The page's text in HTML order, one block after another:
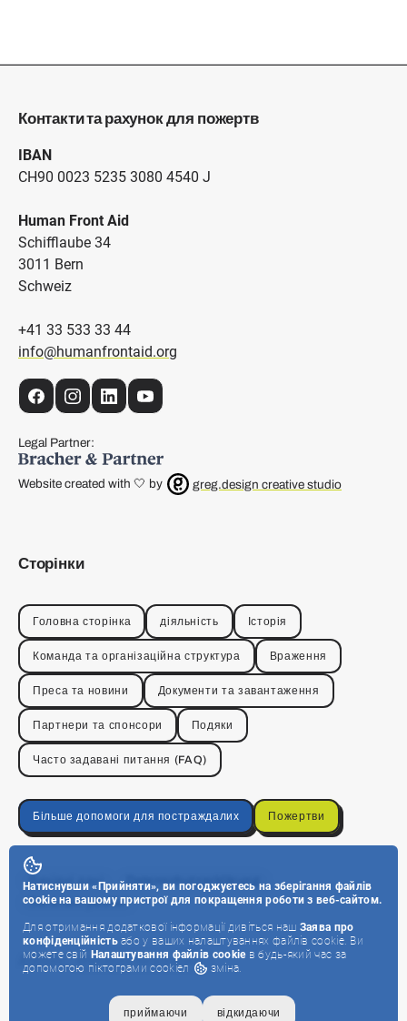
Контакти та рахунок для пожертв
IBAN
CH90 0023 5235 3080 4540 J
Human Front Aid
Schifflaube 34
3011 Bern
Schweiz
+41 33 533 33 44
info@humanfrontaid.org
FacebookInstagram
LinkedInYouTube
Legal Partner:
Website created with 🤍 by greg.design creative studio
Сторінки
Головна сторінка діяльність Історія
Команда та організаційна структура Враження
Преса та новини Документи та завантаження
Партнери та спонсори Подяки
Часто задавані питання (FAQ)
Більше допомоги для постраждалих Пожертви
Вихідні дані
Загальні умови
Admin: Webseite bearbeiten
Натиснувши «Прийняти», ви погоджуєтесь на зберігання файлів
cookie на вашому пристрої для покращення роботи з веб-сайтом.
Для отримання додаткової інформації дивіться наш Заява про
конфіденційністьабо у ваших налаштуваннях файлів cookie. Ви
можете свій Налаштування файлів cookieв будь-який час за
допомогою піктограми cookieл зміна.
приймаючи відкидаючи